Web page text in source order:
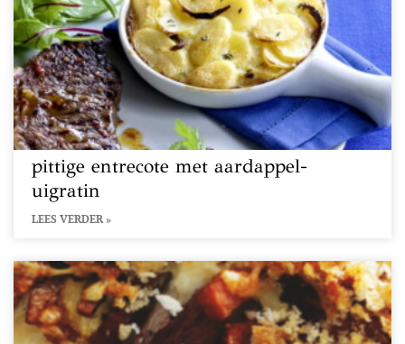
pittige entrecote met aardappel-
uigratin
LEES VERDER »